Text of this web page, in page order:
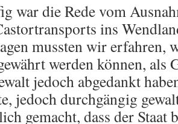
war die Rede vom
ins
mussten wir erfahren,
werden können, als
jedoch abgedankt
jedoch durchgängig
gemacht, dass der Staat